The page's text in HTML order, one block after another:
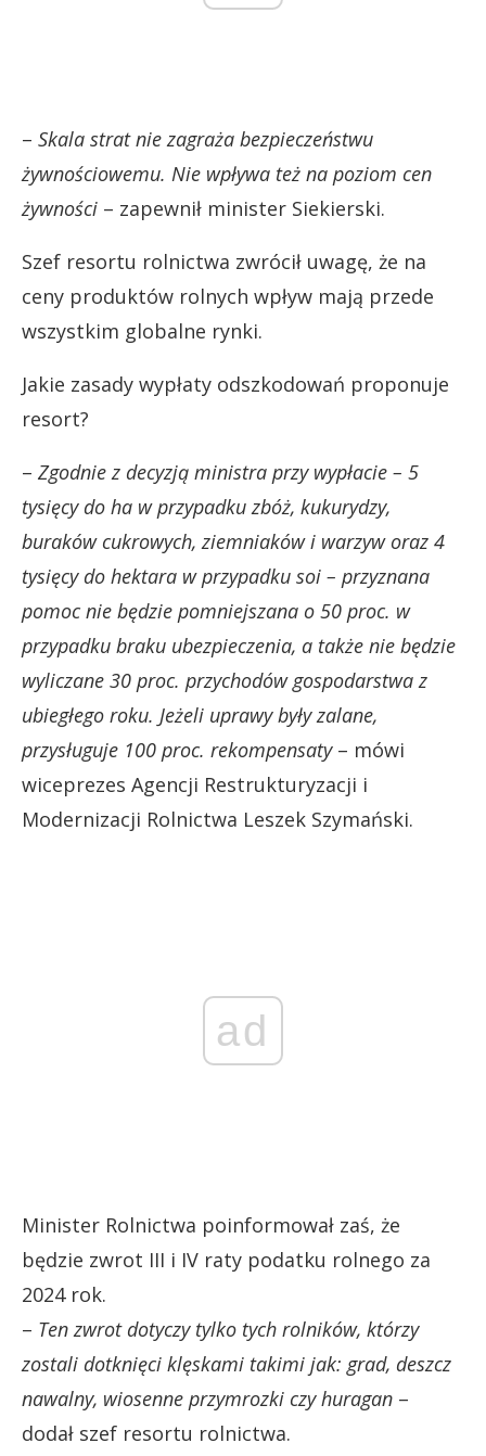
– Skala strat nie zagraża bezpieczeństwu
żywnościowemu. Nie wpływa też na poziom cen
żywności – zapewnił minister Siekierski.
Szef resortu rolnictwa zwrócił uwagę, że na
ceny produktów rolnych wpływ mają przede
wszystkim globalne rynki.
Jakie zasady wypłaty odszkodowań proponuje
resort?
– Zgodnie z decyzją ministra przy wypłacie – 5
tysięcy do ha w przypadku zbóż, kukurydzy,
buraków cukrowych, ziemniaków i warzyw oraz 4
tysięcy do hektara w przypadku soi – przyznana
pomoc nie będzie pomniejszana o 50 proc. w
przypadku braku ubezpieczenia, a także nie będzie
wyliczane 30 proc. przychodów gospodarstwa z
ubiegłego roku. Jeżeli uprawy były zalane,
przysługuje 100 proc. rekompensaty– mówi
wiceprezes Agencji Restrukturyzacji i
Modernizacji Rolnictwa Leszek Szymański.
ad
Minister Rolnictwa poinformował zaś, że
będzie zwrot III i IV raty podatku rolnego za
2024 rok.
– Ten zwrot dotyczy tylko tych rolników, którzy
zostali dotknięci klęskami takimi jak: grad, deszcz
nawalny, wiosenne przymrozki czy huragan –
dodał szef resortu rolnictwa.